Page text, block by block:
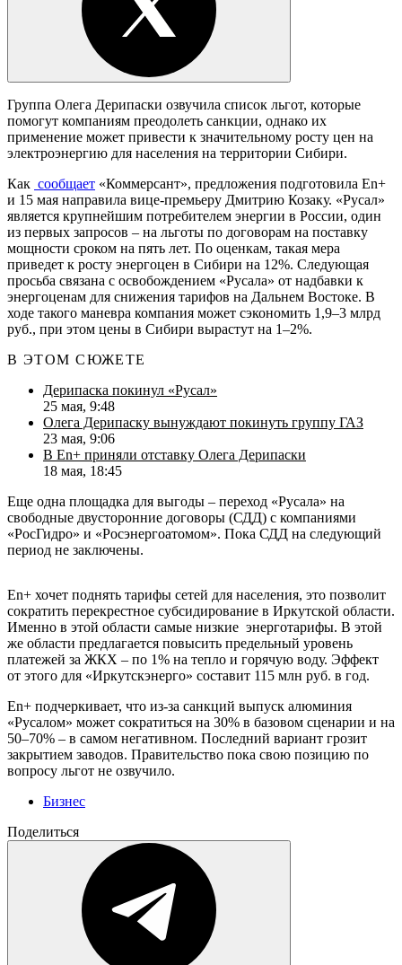
Группа Олега Дерипаски озвучила список льгот, которые
помогут компаниям преодолеть санкции, однако их
применение может привести к значительному росту цен на
электроэнергию для населения на территории Сибири.
Как сообщает «Коммерсант», предложения подготовила En+
и 15 мая направила вице-премьеру Дмитрию Козаку. «Русал»
является крупнейшим потребителем энергии в России, один
из первых запросов – на льготы по договорам на поставку
мощности сроком на пять лет. По оценкам, такая мера
приведет к росту энергоцен в Сибири на 12%. Следующая
просьба связана с освобождением «Русала» от надбавки к
энергоценам для снижения тарифов на Дальнем Востоке. В
ходе такого маневра компания может сэкономить 1,9–3 млрд
руб., при этом цены в Сибири вырастут на 1–2%.
В ЭТОМ СЮЖЕТЕ
Дерипаска покинул «Русал»
25 мая, 9:48
Олега Дерипаску вынуждают покинуть группу ГАЗ
23 мая, 9:06
В En+ приняли отставку Олега Дерипаски
18 мая, 18:45
Еще одна площадка для выгоды – переход «Русала» на
свободные двусторонние договоры (СДД) с компаниями
«РосГидро» и «Росэнергоатомом». Пока СДД на следующий
период не заключены.
En+ хочет поднять тарифы сетей для населения, это позволит
сократить перекрестное субсидирование в Иркутской области.
Именно в этой области самые низкие энерготарифы. В этой
же области предлагается повысить предельный уровень
платежей за ЖКХ – по 1% на тепло и горячую воду. Эффект
от этого для «Иркутскэнерго» составит 115 млн руб. в год.
En+ подчеркивает, что из-за санкций выпуск алюминия
«Русалом» может сократиться на 30% в базовом сценарии и на
50–70% – в самом негативном. Последний вариант грозит
закрытием заводов. Правительство пока свою позицию по
вопросу льгот не озвучило.
Бизнес
Поделиться